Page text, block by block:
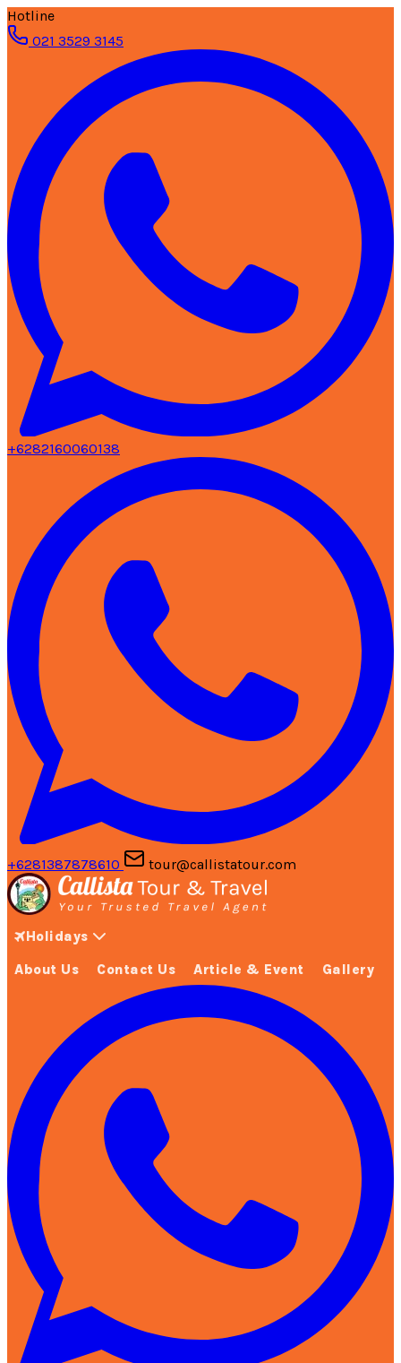
Hotline
021 3529 3145
+6282160060138
+6281387878610 tour@callistatour.com
Holidays
About Us Contact Us Article & Event Gallery